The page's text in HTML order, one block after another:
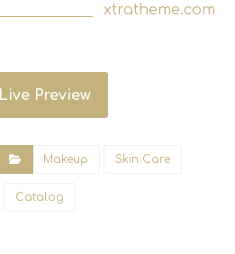
xtratheme.com
Live Preview
Makeup Skin Care
Catalog